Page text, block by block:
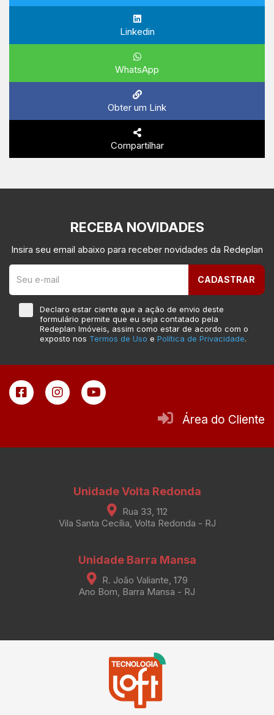
Linkedin
WhatsApp
Obter um Link
Compartilhar
RECEBA NOVIDADES
Insira seu email abaixo para receber novidades da Redeplan
CADASTRAR
Declaro estar ciente que a ação de envio deste
formulário permite que eu seja contatado pela
Redeplan Imóveis, assim como estar de acordo com o
exposto nos Termos de Uso e Política de Privacidade.
Área do Cliente
Unidade Volta Redonda
Rua 33, 112
Vila Santa Cecília, Volta Redonda - RJ
Unidade Barra Mansa
R. João Valiante, 179
Ano Bom, Barra Mansa - RJ